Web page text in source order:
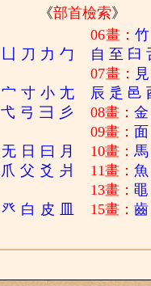
《部首檢索》
凵 刀 力 勹
宀 寸 小 尢
弋 弓 彐 彡
无 日 曰 月
爪 父 爻 爿
癶 白 皮
06畫：竹
自 至 臼
07畫： 見
辰 辵 邑
08畫：金
09畫： 面
10畫：馬
11畫：魚
13畫：黽
15畫：齒